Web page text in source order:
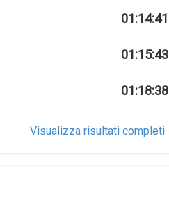
01:14:41
01:15:43
01:18:38
Visualizza risultati completi